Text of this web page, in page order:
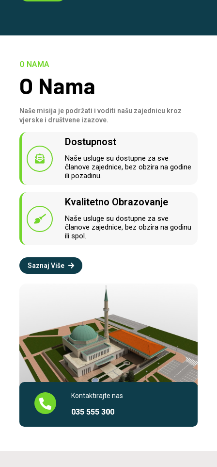
Kontaktirajte nas
035 555 300
O NAMA
O Nama
Naše misija je podržati i voditi našu zajednicu kroz
vjerske i društvene izazove.
Dostupnost
Naše usluge su dostupne za sve
članove zajednice, bez obzira na godine
ili pozadinu.
Kvalitetno Obrazovanje
Naše usluge su dostupne za sve
članove zajednice, bez obzira na godinu
ili spol.
Saznaj Više